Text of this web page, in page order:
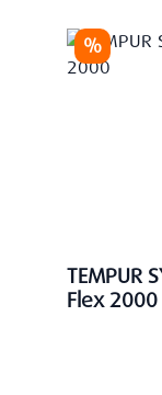
Rabatt
%
TEMPUR
Flex 2000